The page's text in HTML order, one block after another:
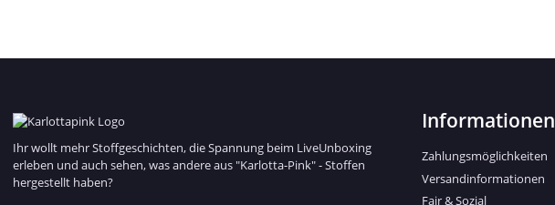
Ihr wollt mehr Stoffgeschichten, die Spannung beim LiveUnboxing
erleben und auch sehen, was andere aus "Karlotta-Pink" - Stoffen
hergestellt haben?
Informationen
Zahlungsmöglichkeiten
Versandinformationen
Fair & Sozial